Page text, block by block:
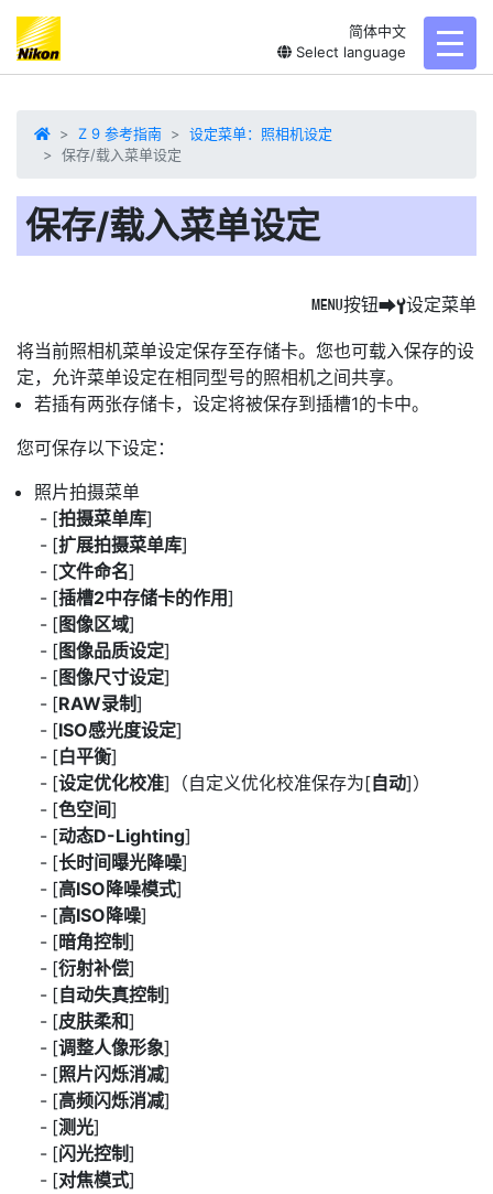
简体中文
Select language
Z 9 参考指南
设定菜单：照相机设定
保存/载入菜单设定
保存/载入菜单设定
G按钮UB设定菜单
将当前照相机菜单设定保存至存储卡。您也可载入保存的设
定，允许菜单设定在相同型号的照相机之间共享。
若插有两张存储卡，设定将被保存到插槽1的卡中。
您可保存以下设定：
照片拍摄菜单
[拍摄菜单库]
[扩展拍摄菜单库]
[文件命名]
[插槽2中存储卡的作用]
[图像区域]
[图像品质设定]
[图像尺寸设定]
[RAW录制]
[ISO感光度设定]
[白平衡]
[设定优化校准]（自定义优化校准保存为[自动]）
[色空间]
[动态D-Lighting]
[长时间曝光降噪]
[高ISO降噪模式]
[高ISO降噪]
[暗角控制]
[衍射补偿]
[自动失真控制]
[皮肤柔和]
[调整人像形象]
[照片闪烁消减]
[高频闪烁消减]
[测光]
[闪光控制]
[对焦模式]